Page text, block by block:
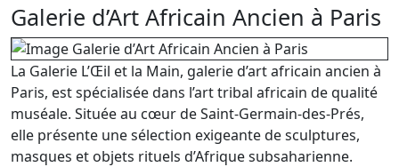
Galerie d’Art Africain Ancien à Paris
La Galerie L’Œil et la Main, galerie d’art africain ancien à
Paris, est spécialisée dans l’art tribal africain de qualité
muséale. Située au cœur de Saint-Germain-des-Prés,
elle présente une sélection exigeante de sculptures,
masques et objets rituels d’Afrique subsaharienne.